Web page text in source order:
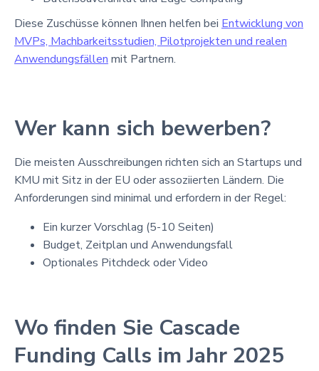
Diese Zuschüsse können Ihnen helfen bei Entwicklung von
MVPs, Machbarkeitsstudien, Pilotprojekten und realen
Anwendungsfällen mit Partnern.
Wer kann sich bewerben?
Die meisten Ausschreibungen richten sich an Startups und
KMU mit Sitz in der EU oder assoziierten Ländern. Die
Anforderungen sind minimal und erfordern in der Regel:
Ein kurzer Vorschlag (5-10 Seiten)
Budget, Zeitplan und Anwendungsfall
Optionales Pitchdeck oder Video
Wo finden Sie Cascade
Funding Calls im Jahr 2025